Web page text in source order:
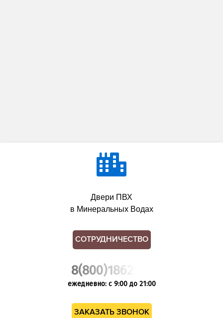
Двери ПВХ
в Минеральных Водах
СОТРУДНИЧЕСТВО
8(800)1862102
ежедневно: с 9:00 до 21:00
ЗАКАЗАТЬ ЗВОНОК